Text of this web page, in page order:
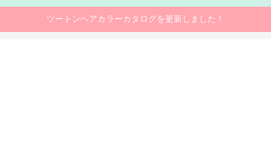
ツートンヘアカラーカタログを更新しました！